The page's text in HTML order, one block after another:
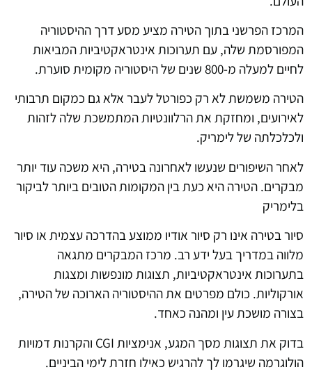
המרכז הפרשני בתוך הטירה מציע מסע דרך ההיסטוריה
המפורסמת שלה, עם תערוכות אינטראקטיביות המביאות
לחיים למעלה מ-800 שנים של היסטוריה מקומית סוערת.
הטירה משמשת לא רק כפורטל לעבר אלא גם כמקום תרבותי
לאירועים, ומחזקת את הרלוונטיות המתמשכת שלה לזהות
ולכלכלתה של לימריק.
לאחר השיפורים שנעשו לאחרונה בטירה, היא משכה עוד יותר
מבקרים. הטירה היא כעת בין המקומות הטובים ביותר לביקור
בלימריק
סיור בטירה אינו רק סיור אודיו ממוצע בהדרכה עצמית או סיור
מלווה במדריך בעל ידע רב. מרכז המבקרים מתגאה
בתערוכות אינטראקטיביות, תצוגות מונפשות ומצגות
אורקוליות. כולם מפרטים את ההיסטוריה הארוכה של הטירה,
בצורה מושכת עין ומהנה כאחד.
בדוק את תצוגות מסך המגע, אנימציות CGI והקרנות דמויות
הולוגרמה שיגרמו לך להרגיש כאילו חזרת לימי הביניים.